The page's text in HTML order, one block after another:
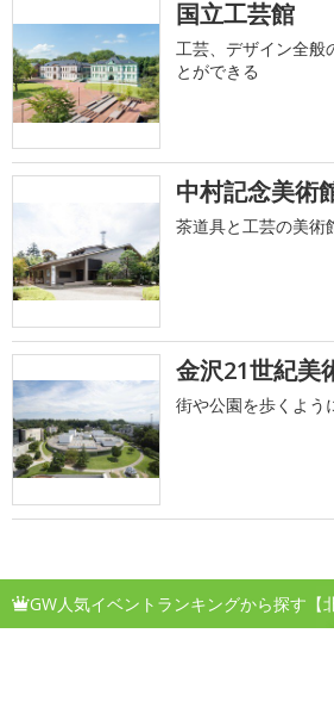
国立工芸館
工芸、デザイン全般
とができる
中村記念美術
茶道具と工芸の美術
金沢21世紀美
街や公園を歩くよう
GW人気イベントランキングから探す【